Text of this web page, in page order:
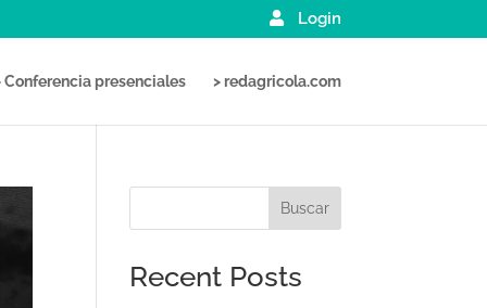
Login
Conferencia presenciales > redagricola.com
Buscar
Recent Posts